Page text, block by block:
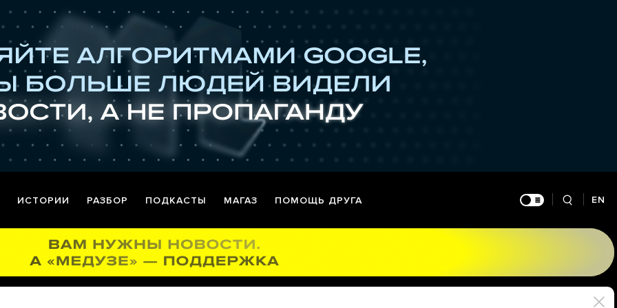
ИСТОРИИ РАЗБОР ПОДКАСТЫ МАГАЗ ПОМОЩЬ ДРУГА EN